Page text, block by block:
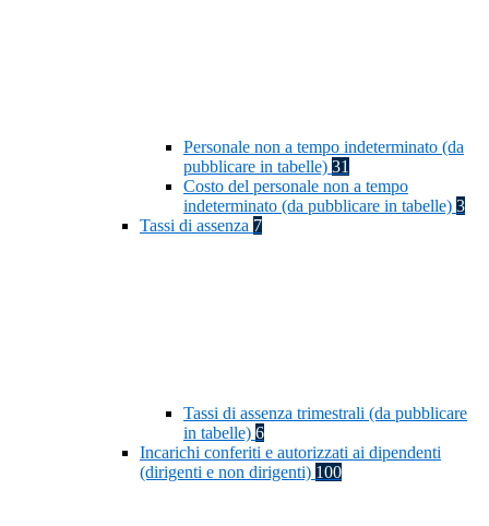
Personale non a tempo indeterminato (da
pubblicare in tabelle) 31
Costo del personale non a tempo
indeterminato (da pubblicare in tabelle) 3
Tassi di assenza 7
Tassi di assenza trimestrali (da pubblicare
in tabelle) 6
Incarichi conferiti e autorizzati ai dipendenti
(dirigenti e non dirigenti) 100